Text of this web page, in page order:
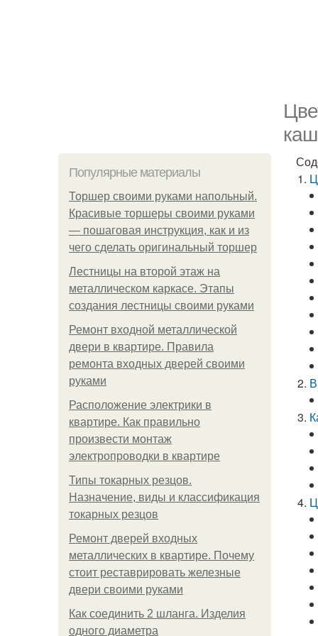
Популярные материалы
Торшер своими руками напольный.
Красивые торшеры своими руками
— пошаговая инструкция, как и из
чего сделать оригинальный торшер
Лестницы на второй этаж на
металлическом каркасе. Этапы
создания лестницы своими руками
Ремонт входной металлической
двери в квартире. Правила
ремонта входных дверей своими
руками
Расположение электрики в
квартире. Как правильно
произвести монтаж
электропроводки в квартире
Типы токарных резцов.
Назначение, виды и классификация
токарных резцов
Ремонт дверей входных
металлических в квартире. Почему
стоит реставрировать железные
двери своими руками
Как соединить 2 шланга. Изделия
одного диаметра